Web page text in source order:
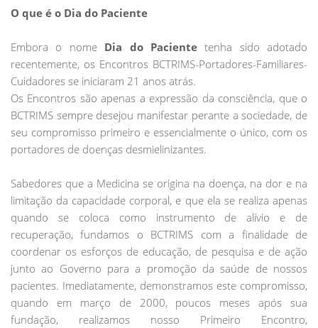
O que é o Dia do Paciente
Embora o nome Dia do Pacientetenha sido adotado
recentemente, os Encontros BCTRIMS-Portadores-Familiares-
Cuidadores se iniciaram 21 anos atrás.
Os Encontros são apenas a expressão da consciência, que o
BCTRIMS sempre desejou manifestar perante a sociedade, de
seu compromisso primeiro e essencialmente o único, com os
portadores de doenças desmielinizantes.
Sabedores que a Medicina se origina na doença, na dor e na
limitação da capacidade corporal, e que ela se realiza apenas
quando se coloca como instrumento de alívio e de
recuperação, fundamos o BCTRIMS com a finalidade de
coordenar os esforços de educação, de pesquisa e de ação
junto ao Governo para a promoção da saúde de nossos
pacientes. Imediatamente, demonstramos este compromisso,
quando em março de 2000, poucos meses após sua
fundação, realizamos nosso Primeiro Encontro,